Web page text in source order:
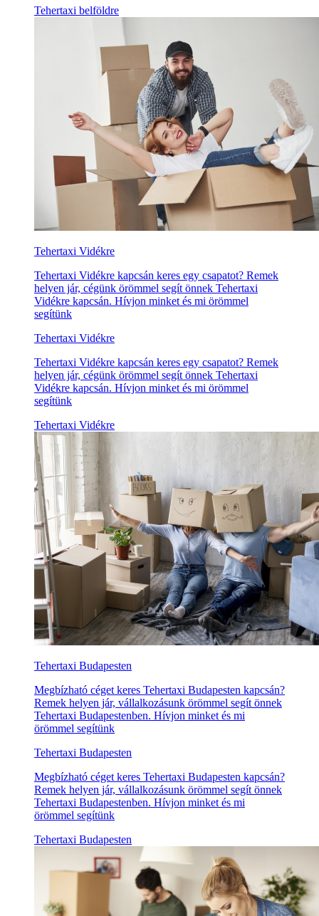
Tehertaxi belföldre
Tehertaxi Vidékre
Tehertaxi Vidékre kapcsán keres egy csapatot? Remek
helyen jár, cégünk örömmel segít önnek Tehertaxi
Vidékre kapcsán. Hívjon minket és mi örömmel
segítünk
Tehertaxi Vidékre
Tehertaxi Vidékre kapcsán keres egy csapatot? Remek
helyen jár, cégünk örömmel segít önnek Tehertaxi
Vidékre kapcsán. Hívjon minket és mi örömmel
segítünk
Tehertaxi Vidékre
Tehertaxi Budapesten
Megbízható céget keres Tehertaxi Budapesten kapcsán?
Remek helyen jár, vállalkozásunk örömmel segít önnek
Tehertaxi Budapestenben. Hívjon minket és mi
örömmel segítünk
Tehertaxi Budapesten
Megbízható céget keres Tehertaxi Budapesten kapcsán?
Remek helyen jár, vállalkozásunk örömmel segít önnek
Tehertaxi Budapestenben. Hívjon minket és mi
örömmel segítünk
Tehertaxi Budapesten